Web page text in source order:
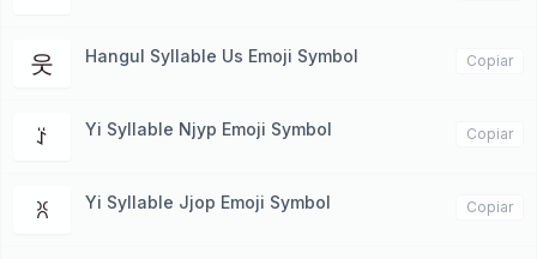
웃 Hangul Syllable Us Emoji Symbol Copiar
ꑇ Yi Syllable Njyp Emoji Symbol Copiar
ꐦ Yi Syllable Jjop Emoji Symbol Copiar